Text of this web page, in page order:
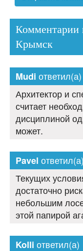
Комментарии
Крымск
Mudi ответил(а)
Архитектор и
считает
дисциплиной
может.
Pavel ответил(а)
Текущих
достаточно
небольшим
этой папирой
Kolli ответил(а)